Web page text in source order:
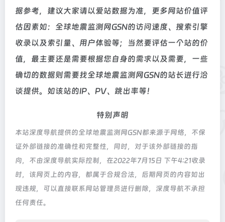
据参考，建议大家请以爱站数据为准，更多网站价值评
估因素如：全球地震监测网GSN的访问速度、搜索引擎
收录以及索引量、用户体验等；当然要评估一个站的价
值，最主要还是需要根据您自身的需求以及需要，一些
确切的数据则需要找全球地震监测网GSN的站长进行洽
谈提供。如该站的IP、PV、跳出率等！
特别声明
本站深度导航提供的全球地震监测网GSN都来源于网络，不保
证外部链接的准确性和完整性，同时，对于该外部链接的指
向，不由深度导航实际控制，在2022年7月15日 下午4:21收录
时，该网页上的内容，都属于合规合法，后期网页的内容如出
现违规，可以直接联系网站管理员进行删除，深度导航不承担
任何责任。